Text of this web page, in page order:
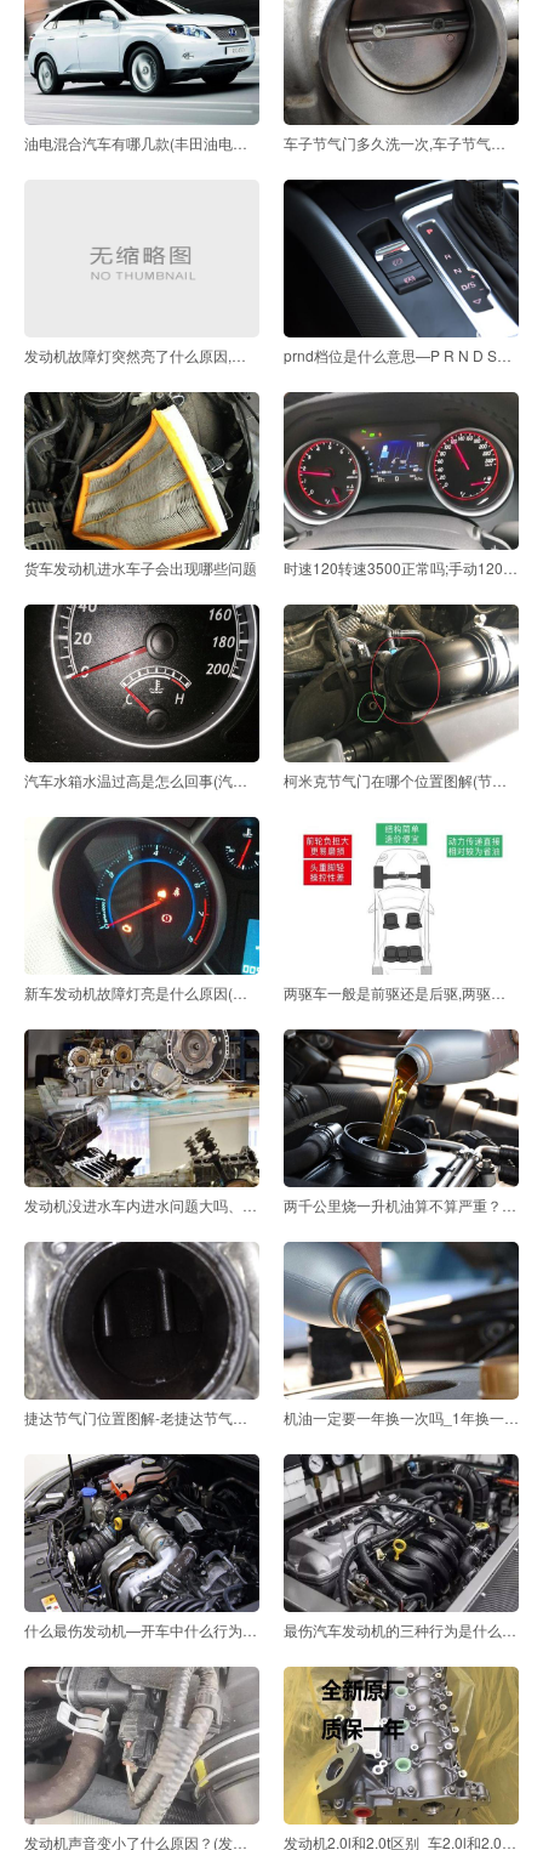
油电混合汽车有哪几款(丰田油电混合汽车有哪几款) 车子节气门多久洗一次,车子节气门多久洗一次比较好
发动机故障灯突然亮了什么原因,发动机黄灯突然亮了 prnd档位是什么意思—P R N D S代表什么档位英文
货车发动机进水车子会出现哪些问题 时速120转速3500正常吗;手动120码转速3500正常吗
汽车水箱水温过高是怎么回事(汽车水温高还能开吗？怎 柯米克节气门在哪个位置图解(节气门在哪个位置图解)
新车发动机故障灯亮是什么原因(新车刚刚买发动机故障 两驱车一般是前驱还是后驱,两驱车一般是前轮驱动还是
发动机没进水车内进水问题大吗、发动机进少量水,能开 两千公里烧一升机油算不算严重？(2000公里烧一升机油严
捷达节气门位置图解-老捷达节气门位置传感器在什么位 机油一定要一年换一次吗_1年换一次机油的后果
什么最伤发动机—开车中什么行为最伤发动机 最伤汽车发动机的三种行为是什么(开车中什么行为最伤
发动机声音变小了什么原因？(发动机声音变小了什么原 发动机2.0l和2.0t区别_车2.0l和2.0t的区别